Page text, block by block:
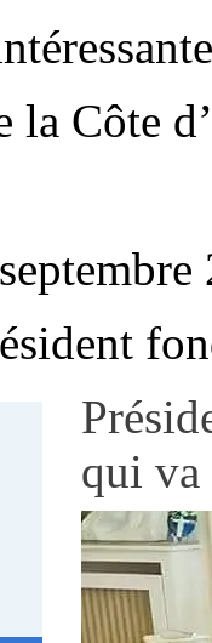
la Côte
qui